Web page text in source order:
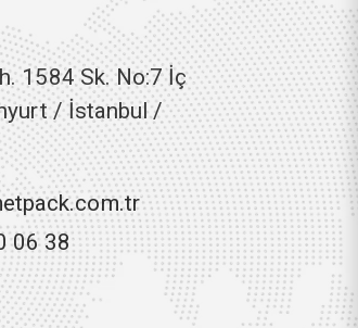
1584 Sk. No:7 İç
/ İstanbul /
06 38